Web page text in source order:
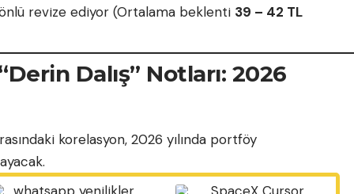
revize ediyor (Ortalama beklenti 39 – 42 TL
Dalış” Notları: 2026
korelasyon, 2026 yılında portföy